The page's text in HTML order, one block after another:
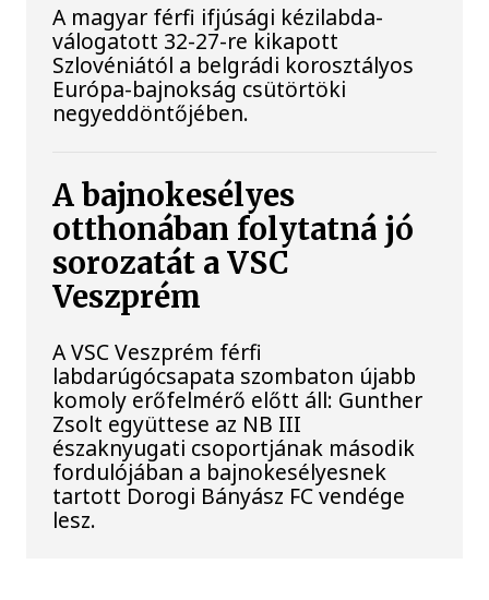
A magyar férfi ifjúsági kézilabda-
válogatott 32-27-re kikapott
Szlovéniától a belgrádi korosztályos
Európa-bajnokság csütörtöki
negyeddöntőjében.
A bajnokesélyes
otthonában folytatná jó
sorozatát a VSC
Veszprém
A VSC Veszprém férfi
labdarúgócsapata szombaton újabb
komoly erőfelmérő előtt áll: Gunther
Zsolt együttese az NB III
északnyugati csoportjának második
fordulójában a bajnokesélyesnek
tartott Dorogi Bányász FC vendége
lesz.